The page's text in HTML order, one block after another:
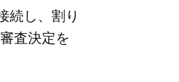
続し、割り
査決定を